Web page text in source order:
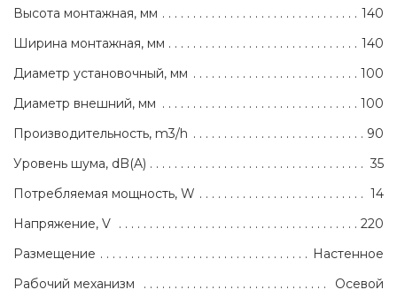
Высота монтажная, мм
140
Ширина монтажная, мм
140
Диаметр установочный, мм
100
Диаметр внешний, мм
100
Производительность, m3/h
90
Уровень шума, dB(A)
35
Потребляемая мощность, W
14
Напряжение, V
220
Размещение
Настенное
Рабочий механизм
Осевой